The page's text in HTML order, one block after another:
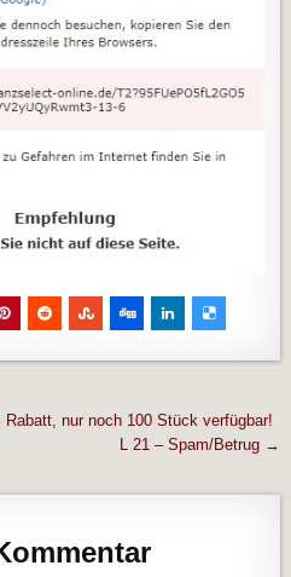
nur noch 100 Stück verfügbar!
L 21 – Spam/Betrug →